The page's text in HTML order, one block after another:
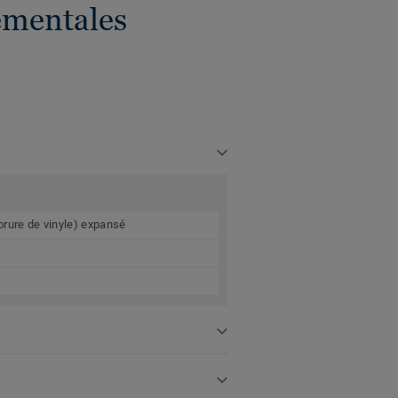
de vinyle) expansé